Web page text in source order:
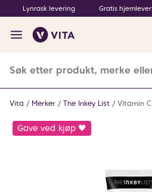
Lynrask levering Gratis
Vita Merker The Inkey List Vitamin
Gave ved kjøp 🖤